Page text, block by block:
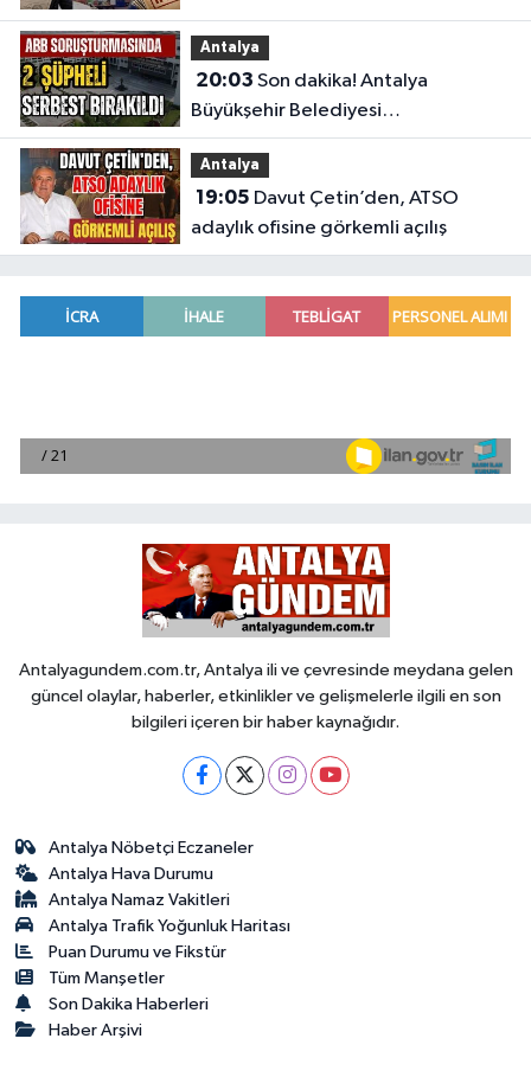
etkisini gözler önüne serdi
Antalya
20:03
Büyükşehir Belediyesi
soruşturmasında 2 şüpheli serbest
bırakıldı
Antalya
19:05
adaylık ofisine görkemli açılış
Antalyagundem.com.tr, Antalya ili ve çevresinde meydana gelen
güncel olaylar, haberler, etkinlikler ve gelişmelerle ilgili en son
bilgileri içeren bir haber kaynağıdır.
Antalya Nöbetçi Eczaneler
Antalya Hava Durumu
Antalya Namaz Vakitleri
Antalya Trafik Yoğunluk Haritası
Puan Durumu ve Fikstür
Tüm Manşetler
Son Dakika Haberleri
Haber Arşivi